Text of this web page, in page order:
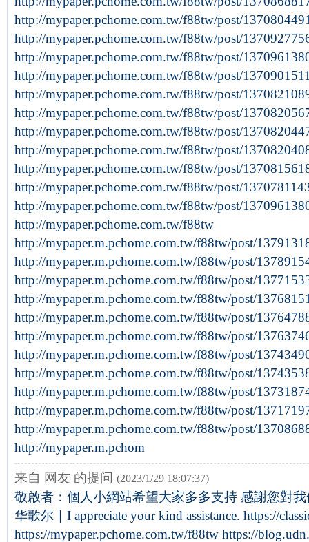
http://mypaper.pchome.com.tw/f88tw/post/
http://mypaper.pchome.com.tw/f88tw/post/
http://mypaper.pchome.com.tw/f88tw/post/
http://mypaper.pchome.com.tw/f88tw/post/
http://mypaper.pchome.com.tw/f88tw/post/
http://mypaper.pchome.com.tw/f88tw/post/
http://mypaper.pchome.com.tw/f88tw/post/
http://mypaper.pchome.com.tw/f88tw/post/
http://mypaper.pchome.com.tw/f88tw/post/
http://mypaper.pchome.com.tw/f88tw/post/
http://mypaper.pchome.com.tw/f88tw/post/
http://mypaper.pchome.com.tw/f88tw
http://mypaper.m.pchome.com.tw/f88tw/post/
http://mypaper.m.pchome.com.tw/f88tw/post/
http://mypaper.m.pchome.com.tw/f88tw/post/
http://mypaper.m.pchome.com.tw/f88tw/post/
http://mypaper.m.pchome.com.tw/f88tw/post/
http://mypaper.m.pchome.com.tw/f88tw/post/
http://mypaper.m.pchome.com.tw/f88tw/post/
http://mypaper.m.pchome.com.tw/f88tw/post/
http://mypaper.m.pchome.com.tw/f88tw/post/
http://mypaper.m.pchome.com.tw/f88tw/post/
http://mypaper.m.pchome.com.tw/f88tw/post/
http://mypaper.m.pchom
来自 网友 的提问 (2023/1/29 18:07:37)
敬啟者：個人小網站希望大家多多支持 感謝您對
华歌尔｜I appreciate your kind assistance. https://
https://mypaper.pchome.com.tw/f88tw https://